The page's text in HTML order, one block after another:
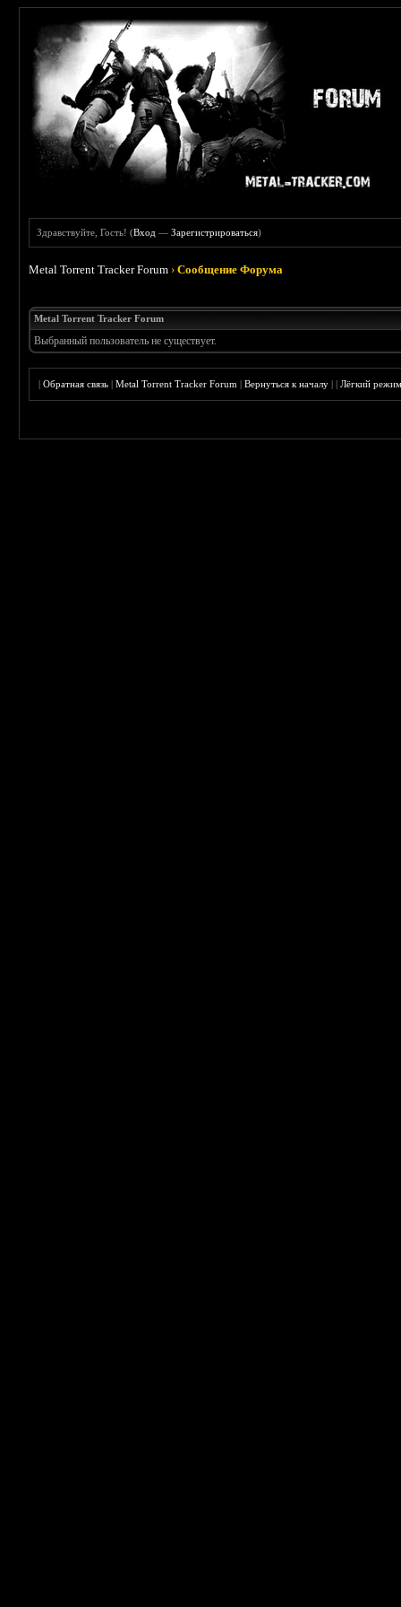
Здравствуйте, Гость! (Вход —Зарегистрироваться)
Metal Torrent Tracker Forum ›Сообщение Форума
Metal Torrent Tracker Forum
Выбранный пользователь не существует.
|Обратная связь |Metal Torrent Tracker Forum |Вернуться к началу ||Лёгкий